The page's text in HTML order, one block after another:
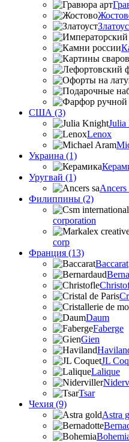
США (3)
Julia
Lenox
Украина (1)
Уругвай (1)
Ancers
Филиппины (2)
corporation
corp
Франция (13)
Baccarat
Daum
Faberge
Gien
JL
Lalique
Tsar
Чехия (9)
Astra